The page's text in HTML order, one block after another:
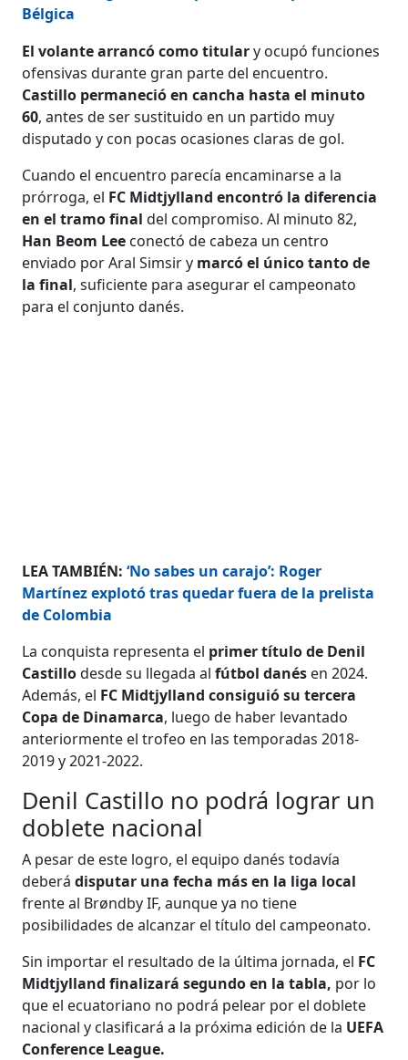
Bélgica
El volante arrancó como titulary ocupó funciones
ofensivas durante gran parte del encuentro.
Castillo permaneció en cancha hasta el minuto
60, antes de ser sustituido en un partido muy
disputado y con pocas ocasiones claras de gol.
Cuando el encuentro parecía encaminarse a la
prórroga, el FC Midtjylland encontró la diferencia
en el tramo final del compromiso. Al minuto 82,
Han Beom Lee conectó de cabeza un centro
enviado por Aral Simsir y marcó el único tanto de
la final, suficiente para asegurar el campeonato
para el conjunto danés.
LEA TAMBIÉN:‘No sabes un carajo’: Roger
Martínez explotó tras quedar fuera de la prelista
de Colombia
La conquista representa el primer título de Denil
Castillodesde su llegada alfútbol danés en 2024.
Además, el FC Midtjylland consiguió su tercera
Copa de Dinamarca, luego de haber levantado
anteriormente el trofeo en las temporadas 2018-
2019 y 2021-2022.
Denil Castillo no podrá lograr un
doblete nacional
A pesar de este logro, el equipo danés todavía
deberá disputar una fecha más en la liga local
frente al Brøndby IF, aunque ya no tiene
posibilidades de alcanzar el título del campeonato.
Sin importar el resultado de la última jornada, el FC
Midtjylland finalizará segundo en la tabla, por lo
que el ecuatoriano no podrá pelear por el doblete
nacional y clasificará a la próxima edición de la UEFA
Conference League.